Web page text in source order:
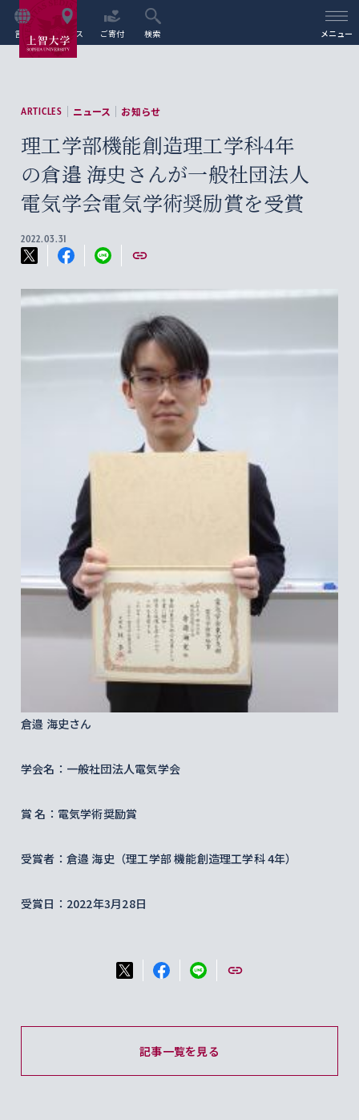
言語 アクセス ご寄付 検索 メニュー
ARTICLES ニュース お知らせ
理工学部機能創造理工学科4年
の倉邉 海史さんが一般社団法人
電気学会電気学術奨励賞を受賞
2022.03.31
倉邉 海史さん
学会名：一般社団法人電気学会
賞 名：電気学術奨励賞
受賞者：倉邉 海史（理工学部 機能創造理工学科 4年）
受賞日：2022年3月28日
記事一覧を見る